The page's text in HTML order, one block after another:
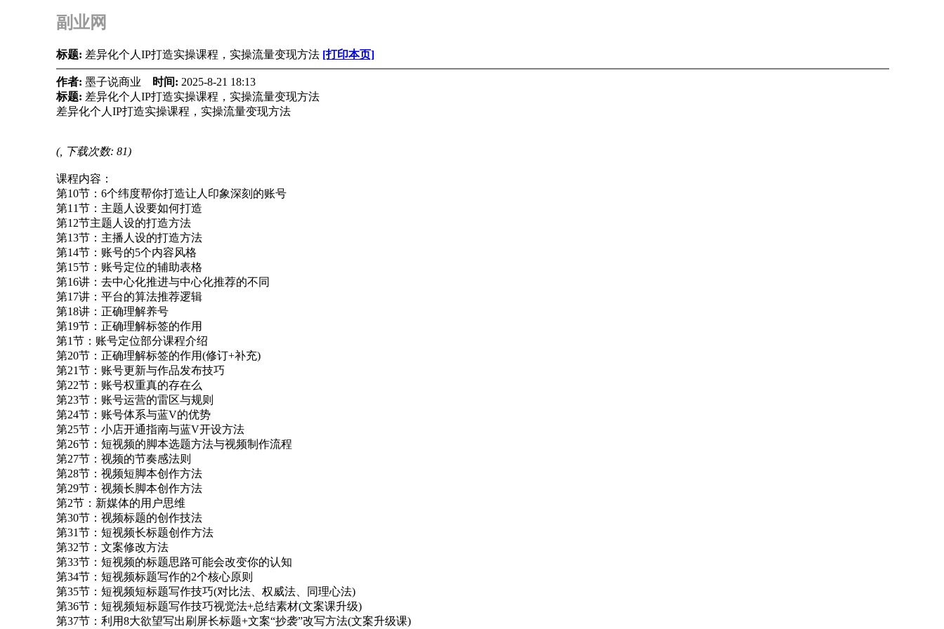
副业网
标题: 差异化个人IP打造实操课程，实操流量变现方法 [打印本页]
作者: 墨子说商业 时间: 2025-8-21 18:13
标题: 差异化个人IP打造实操课程，实操流量变现方法
差异化个人IP打造实操课程，实操流量变现方法
(, 下载次数: 81)
课程内容：
第10节：6个纬度帮你打造让人印象深刻的账号
第11节：主题人设要如何打造
第12节主题人设的打造方法
第13节：主播人设的打造方法
第14节：账号的5个内容风格
第15节：账号定位的辅助表格
第16讲：去中心化推进与中心化推荐的不同
第17讲：平台的算法推荐逻辑
第18讲：正确理解养号
第19节：正确理解标签的作用
第1节：账号定位部分课程介绍
第20节：正确理解标签的作用(修订+补充)
第21节：账号更新与作品发布技巧
第22节：账号权重真的存在么
第23节：账号运营的雷区与规则
第24节：账号体系与蓝V的优势
第25节：小店开通指南与蓝V开设方法
第26节：短视频的脚本选题方法与视频制作流程
第27节：视频的节奏感法则
第28节：视频短脚本创作方法
第29节：视频长脚本创作方法
第2节：新媒体的用户思维
第30节：视频标题的创作技法
第31节：短视频长标题创作方法
第32节：文案修改方法
第33节：短视频的标题思路可能会改变你的认知
第34节：短视频标题写作的2个核心原则
第35节：短视频短标题写作技巧(对比法、权威法、同理心法)
第36节：短视频短标题写作技巧视觉法+总结素材(文案课升级)
第37节：利用8大欲望写出刷屏长标题+文案“抄袭”改写方法(文案升级课)